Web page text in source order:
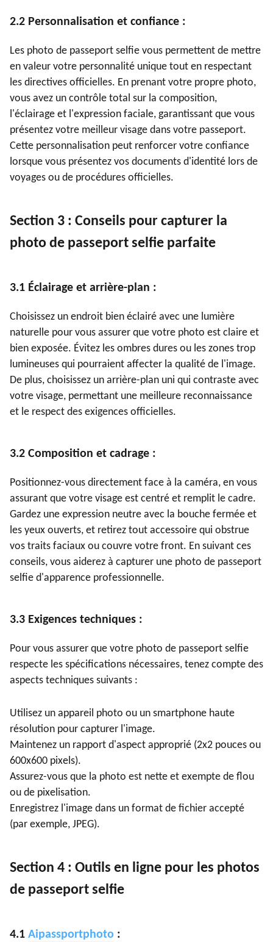
2.2 Personnalisation et confiance :
Les photo de passeport selfie vous permettent de mettre
en valeur votre personnalité unique tout en respectant
les directives officielles. En prenant votre propre photo,
vous avez un contrôle total sur la composition,
l'éclairage et l'expression faciale, garantissant que vous
présentez votre meilleur visage dans votre passeport.
Cette personnalisation peut renforcer votre confiance
lorsque vous présentez vos documents d'identité lors de
voyages ou de procédures officielles.
Section 3 : Conseils pour capturer la
photo de passeport selfie parfaite
3.1 Éclairage et arrière-plan :
Choisissez un endroit bien éclairé avec une lumière
naturelle pour vous assurer que votre photo est claire et
bien exposée. Évitez les ombres dures ou les zones trop
lumineuses qui pourraient affecter la qualité de l'image.
De plus, choisissez un arrière-plan uni qui contraste avec
votre visage, permettant une meilleure reconnaissance
et le respect des exigences officielles.
3.2 Composition et cadrage :
Positionnez-vous directement face à la caméra, en vous
assurant que votre visage est centré et remplit le cadre.
Gardez une expression neutre avec la bouche fermée et
les yeux ouverts, et retirez tout accessoire qui obstrue
vos traits faciaux ou couvre votre front. En suivant ces
conseils, vous aiderez à capturer une photo de passeport
selfie d'apparence professionnelle.
3.3 Exigences techniques :
Pour vous assurer que votre photo de passeport selfie
respecte les spécifications nécessaires, tenez compte des
aspects techniques suivants :
Utilisez un appareil photo ou un smartphone haute
résolution pour capturer l'image.
Maintenez un rapport d'aspect approprié (2x2 pouces ou
600x600 pixels).
Assurez-vous que la photo est nette et exempte de flou
ou de pixelisation.
Enregistrez l'image dans un format de fichier accepté
(par exemple, JPEG).
Section 4 : Outils en ligne pour les photos
de passeport selfie
4.1 Aipassportphoto :